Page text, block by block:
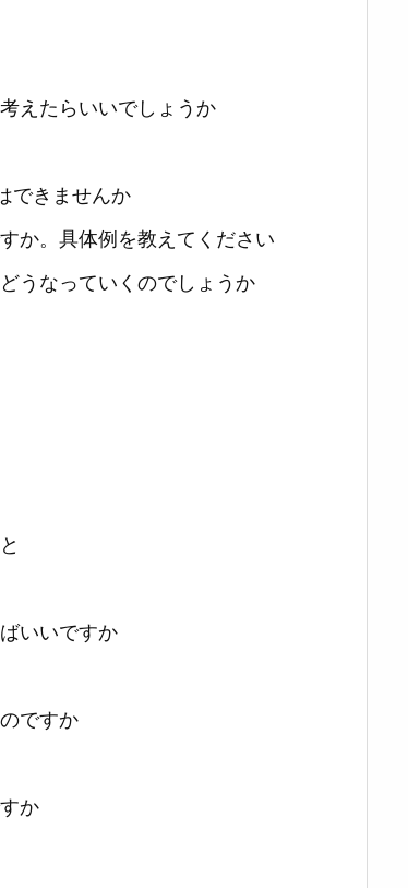
えたらいいでしょうか
できませんか
か。具体例を教えてください
うなっていくのでしょうか
いいですか
ですか
か